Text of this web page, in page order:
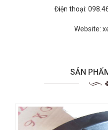
Điện thoại:
Website:
SẢN